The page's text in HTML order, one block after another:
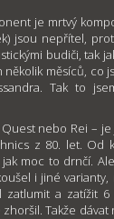
je mrtvý
jsou nepřítel,
budiči, tak
měsíců, co
Tak to
nebo Rei –
z 80. let. Od
moc to drnčí.
i jiné
a zatížit
Takže